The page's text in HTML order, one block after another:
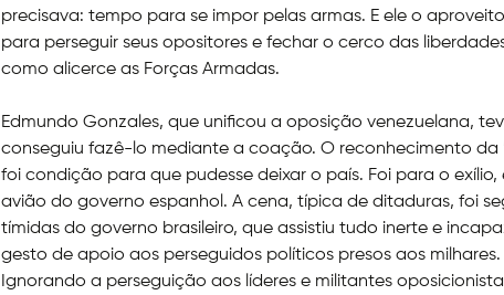
precisava: tempo para se impor pelas armas. E ele o
para perseguir seus opositores e fechar o cerco das
como alicerce as Forças Armadas.
Edmundo Gonzales, que unificou a oposição venezuelana,
conseguiu fazê-lo mediante a coação. O reconhecimento da
foi condição para que pudesse deixar o país. Foi para o
avião do governo espanhol. A cena, típica de ditaduras, foi
tímidas do governo brasileiro, que assistiu tudo inerte e
gesto de apoio aos perseguidos políticos presos aos
Ignorando a perseguição aos líderes e militantes